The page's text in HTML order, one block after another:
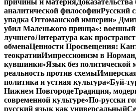
причины и материя
аналитической философииРусский
упадка Оттоманской империи»
убил Маленького принца»:
лучшегоЛитература как
обменаЦенности Просвещения:
теократииИмпрессионизм в
кувшинки»Язык без политической
реальность против схемы
политика и устная культура«Буй-
Нижнем НовгородеТрадиция,
современной культуре«По-русски
русский язык как универсальный